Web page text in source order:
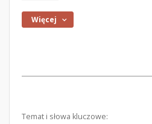
Więcej
Temat i słowa kluczowe: